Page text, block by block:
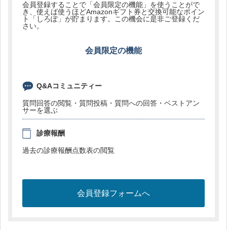
会員登録することで「会員限定の機能」を使うことがで
き、使えば使うほどAmazonギフト券と交換可能なポイン
ト「しろぽ」が貯まります。この機会に是非ご登録くだ
さい。
会員限定の機能
Q&Aコミュニティー
質問回答の閲覧・質問投稿・質問への回答・ベストアン
サーを選ぶ
診療報酬
過去の診療報酬点数表の閲覧
会員登録フォームへ